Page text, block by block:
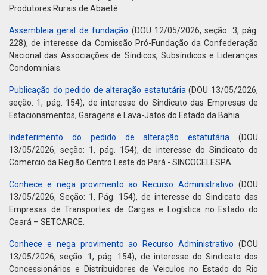
Produtores Rurais de Abaeté.
Assembleia geral de fundação (DOU 12/05/2026, seção: 3, pág.
228), de interesse da Comissão Pró-Fundação da Confederação
Nacional das Associações de Síndicos, Subsíndicos e Lideranças
Condominiais.
Publicação do pedido de alteração estatutária(DOU 13/05/2026,
seção: 1, pág. 154), de interesse do Sindicato das Empresas de
Estacionamentos, Garagens e Lava-Jatos do Estado da Bahia.
Indeferimento do pedido de alteração estatutária (DOU
13/05/2026, seção: 1, pág. 154), de interesse do Sindicato do
Comercio da Região Centro Leste do Pará - SINCOCELESPA.
Conhece e nega provimento ao Recurso Administrativo (DOU
13/05/2026, Seção: 1, Pág. 154), de interesse do Sindicato das
Empresas de Transportes de Cargas e Logística no Estado do
Ceará – SETCARCE.
Conhece e nega provimento ao Recurso Administrativo (DOU
13/05/2026, seção: 1, pág. 154), de interesse do Sindicato dos
Concessionários e Distribuidores de Veiculos no Estado do Rio